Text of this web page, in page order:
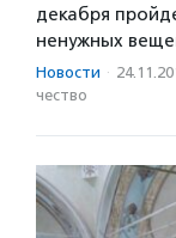
декабря
ненужных
Новости ·
чест­во